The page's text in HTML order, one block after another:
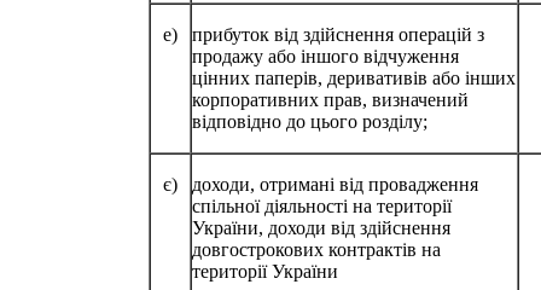
е)
прибуток від здійснення операцій з
продажу або іншого відчуження
цінних паперів, деривативів або інших
корпоративних прав, визначений
відповідно до цього розділу;
є)
доходи, отримані від провадження
спільної діяльності на території
України, доходи від здійснення
довгострокових контрактів на
території України